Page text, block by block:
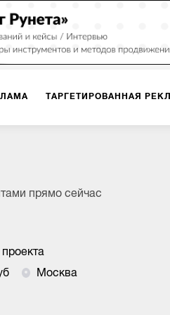
ТАРГЕТИРОВАННАЯ
прямо сейчас
Москва